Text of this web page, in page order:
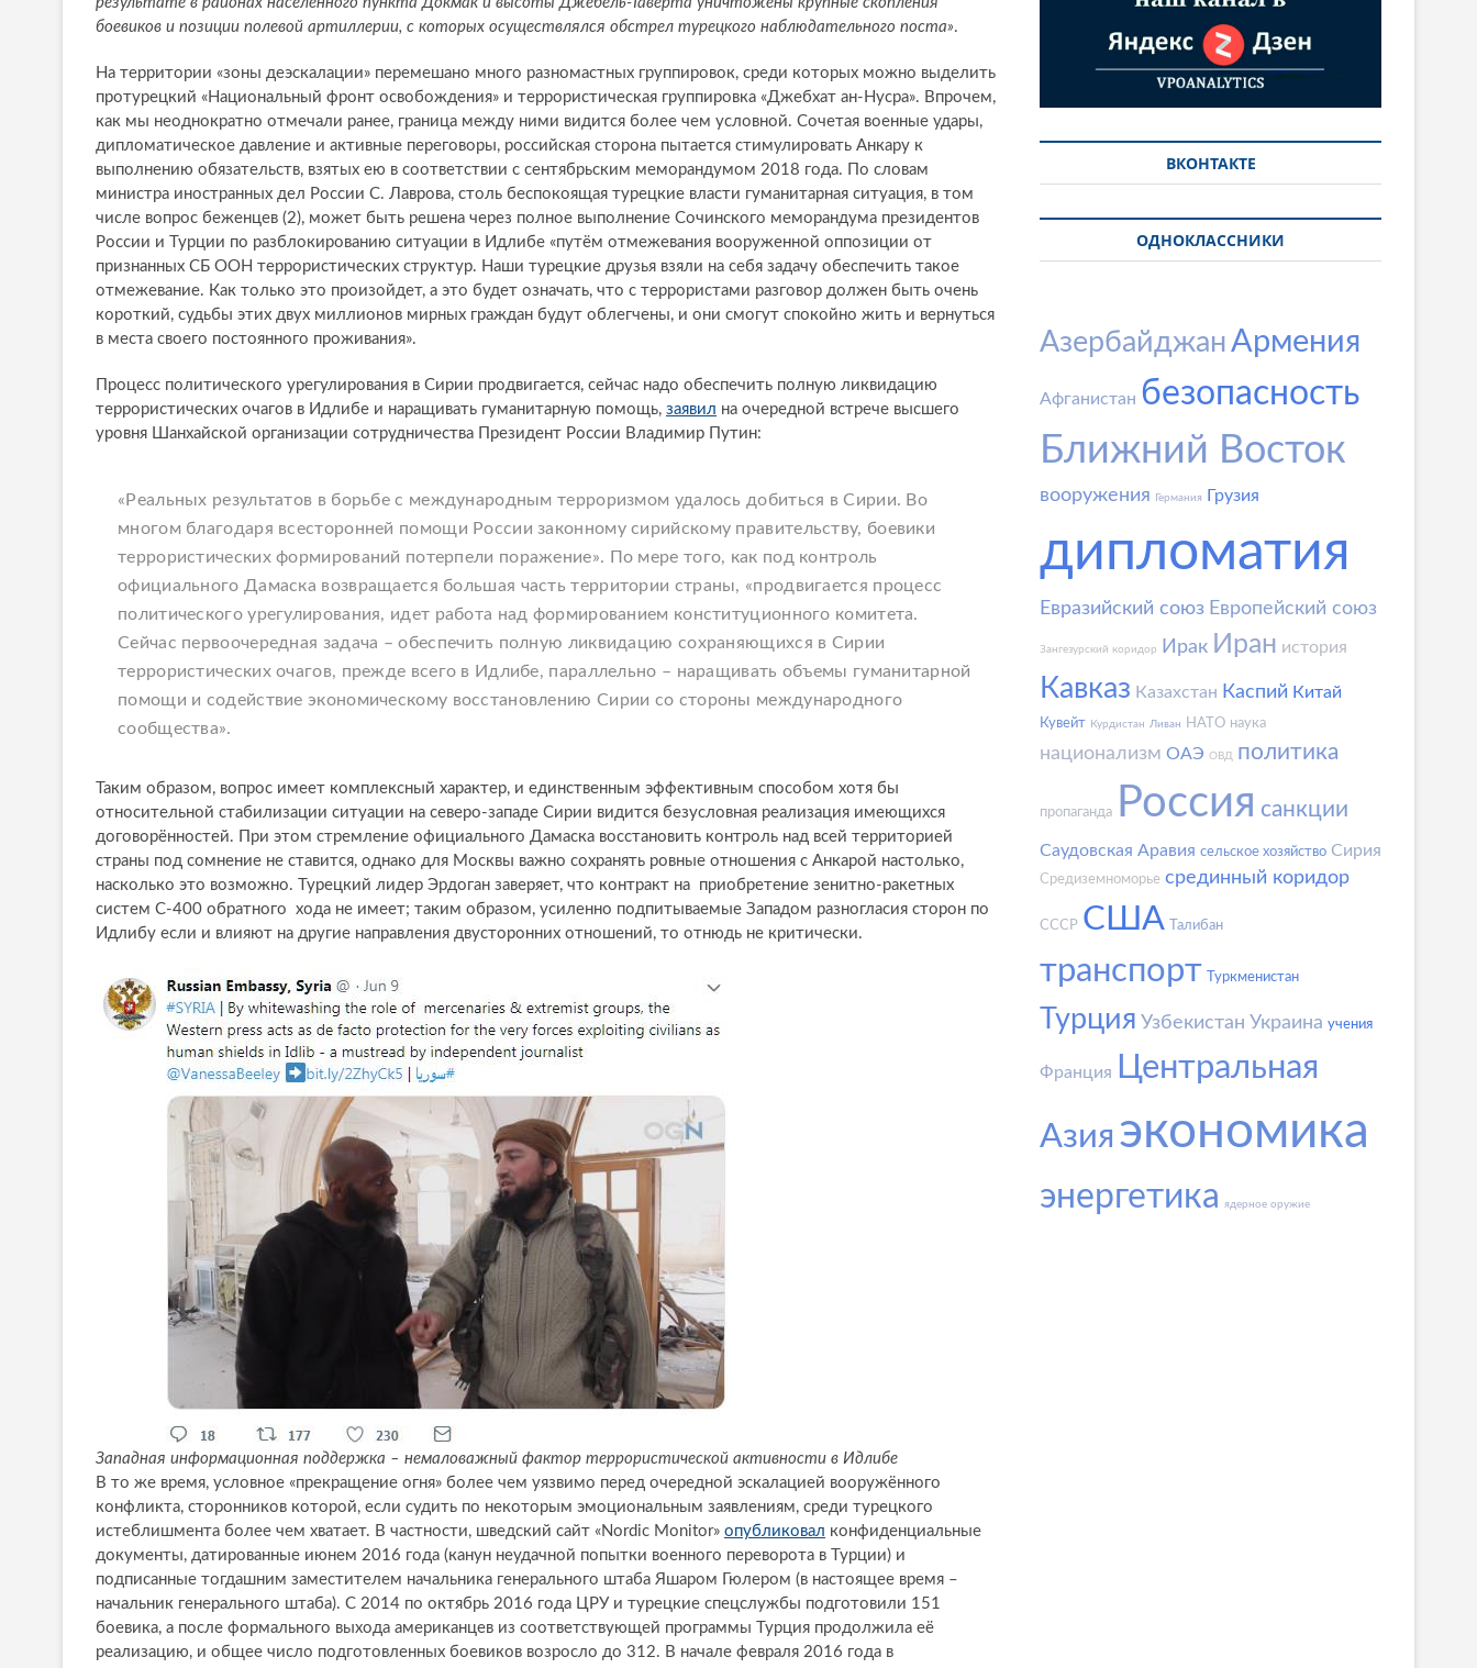
боевиков и позиции полевой артиллерии, с которых осуществлялся обстрел турецкого наблюдательного поста».
На территории «зоны деэскалации» перемешано много разномастных группировок, среди которых можно выделить
протурецкий «Национальный фронт освобождения» и террористическая группировка «Джебхат ан-Нусра». Впрочем,
как мы неоднократно отмечали ранее, граница между ними видится более чем условной. Сочетая военные удары,
дипломатическое давление и активные переговоры, российская сторона пытается стимулировать Анкару к
выполнению обязательств, взятых ею в соответствии с сентябрьским меморандумом 2018 года. По словам
министра иностранных дел России С. Лаврова, столь беспокоящая турецкие власти гуманитарная ситуация, в том
числе вопрос беженцев (2), может быть решена через полное выполнение Сочинского меморандума президентов
России и Турции по разблокированию ситуации в Идлибе «путём отмежевания вооруженной оппозиции от
признанных СБ ООН террористических структур. Наши турецкие друзья взяли на себя задачу обеспечить такое
отмежевание. Как только это произойдет, а это будет означать, что с террористами разговор должен быть очень
короткий, судьбы этих двух миллионов мирных граждан будут облегчены, и они смогут спокойно жить и вернуться
в места своего постоянного проживания».
Процесс политического урегулирования в Сирии продвигается, сейчас надо обеспечить полную ликвидацию
террористических очагов в Идлибе и наращивать гуманитарную помощь, заявил на очередной встрече высшего
уровня Шанхайской организации сотрудничества Президент России Владимир Путин:
«Реальных результатов в борьбе с международным терроризмом удалось добиться в Сирии. Во
многом благодаря всесторонней помощи России законному сирийскому правительству, боевики
террористических формирований потерпели поражение». По мере того, как под контроль
официального Дамаска возвращается большая часть территории страны, «продвигается процесс
политического урегулирования, идет работа над формированием конституционного комитета.
Сейчас первоочередная задача – обеспечить полную ликвидацию сохраняющихся в Сирии
террористических очагов, прежде всего в Идлибе, параллельно – наращивать объемы гуманитарной
помощи и содействие экономическому восстановлению Сирии со стороны международного
сообщества».
Таким образом, вопрос имеет комплексный характер, и единственным эффективным способом хотя бы
относительной стабилизации ситуации на северо-западе Сирии видится безусловная реализация имеющихся
договорённостей. При этом стремление официального Дамаска восстановить контроль над всей территорией
страны под сомнение не ставится, однако для Москвы важно сохранять ровные отношения с Анкарой настолько,
насколько это возможно. Турецкий лидер Эрдоган заверяет, что контракт на приобретение зенитно-ракетных
систем С-400 обратного хода не имеет; таким образом, усиленно подпитываемые Западом разногласия сторон по
Идлибу если и влияют на другие направления двусторонних отношений, то отнюдь не критически.
Западная информационная поддержка – немаловажный фактор террористической активности в Идлибе
В то же время, условное «прекращение огня» более чем уязвимо перед очередной эскалацией вооружённого
конфликта, сторонников которой, если судить по некоторым эмоциональным заявлениям, среди турецкого
истеблишмента более чем хватает. В частности, шведский сайт «Nordic Monitor» опубликовал конфиденциальные
документы, датированные июнем 2016 года (канун неудачной попытки военного переворота в Турции) и
подписанные тогдашним заместителем начальника генерального штаба Яшаром Гюлером (в настоящее время –
начальник генерального штаба). С 2014 по октябрь 2016 года ЦРУ и турецкие спецслужбы подготовили 151
боевика, а после формального выхода американцев из соответствующей программы Турция продолжила её
реализацию, и общее число подготовленных боевиков возросло до 312. В начале февраля 2016 года в
ВКОНТАКТЕ
ОДНОКЛАССНИКИ
АзербайджанАрмения
Афганистан безопасность
Ближний Восток
вооружения Германия Грузия
дипломатия
Евразийский союз Европейский союз
Зангезурский коридор Ирак Иран история
Кавказ Казахстан Каспий Китай
Кувейт Курдистан Ливан НАТО наука
национализм ОАЭ ОВД политика
пропаганда Россия санкции
Саудовская Аравия сельское хозяйство Сирия
Средиземноморье срединный коридор
СССР США Талибан
транспорт Туркменистан
Турция Узбекистан Украина учения
Франция Центральная
Азия экономика
энергетика ядерное оружие